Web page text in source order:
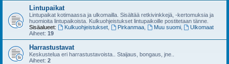
Lintupaikat
Lintupaikat kotimaassa ja ulkomailla. Sisältää retkivinkkejä, -kertomuksia ja
huomioita lintupaikoista. Kulkuohjeistukset lintupaikoille postitetaan tänne.
Sisäalueet:
Kulkuohjeistukset, Pirkanmaa, Muu suomi,
Ulkomaat
Aiheet: 19
Harrastustavat
Keskustelua eri harrastustavoista.. Staijaus, bongaus, jne..
Aiheet: 2